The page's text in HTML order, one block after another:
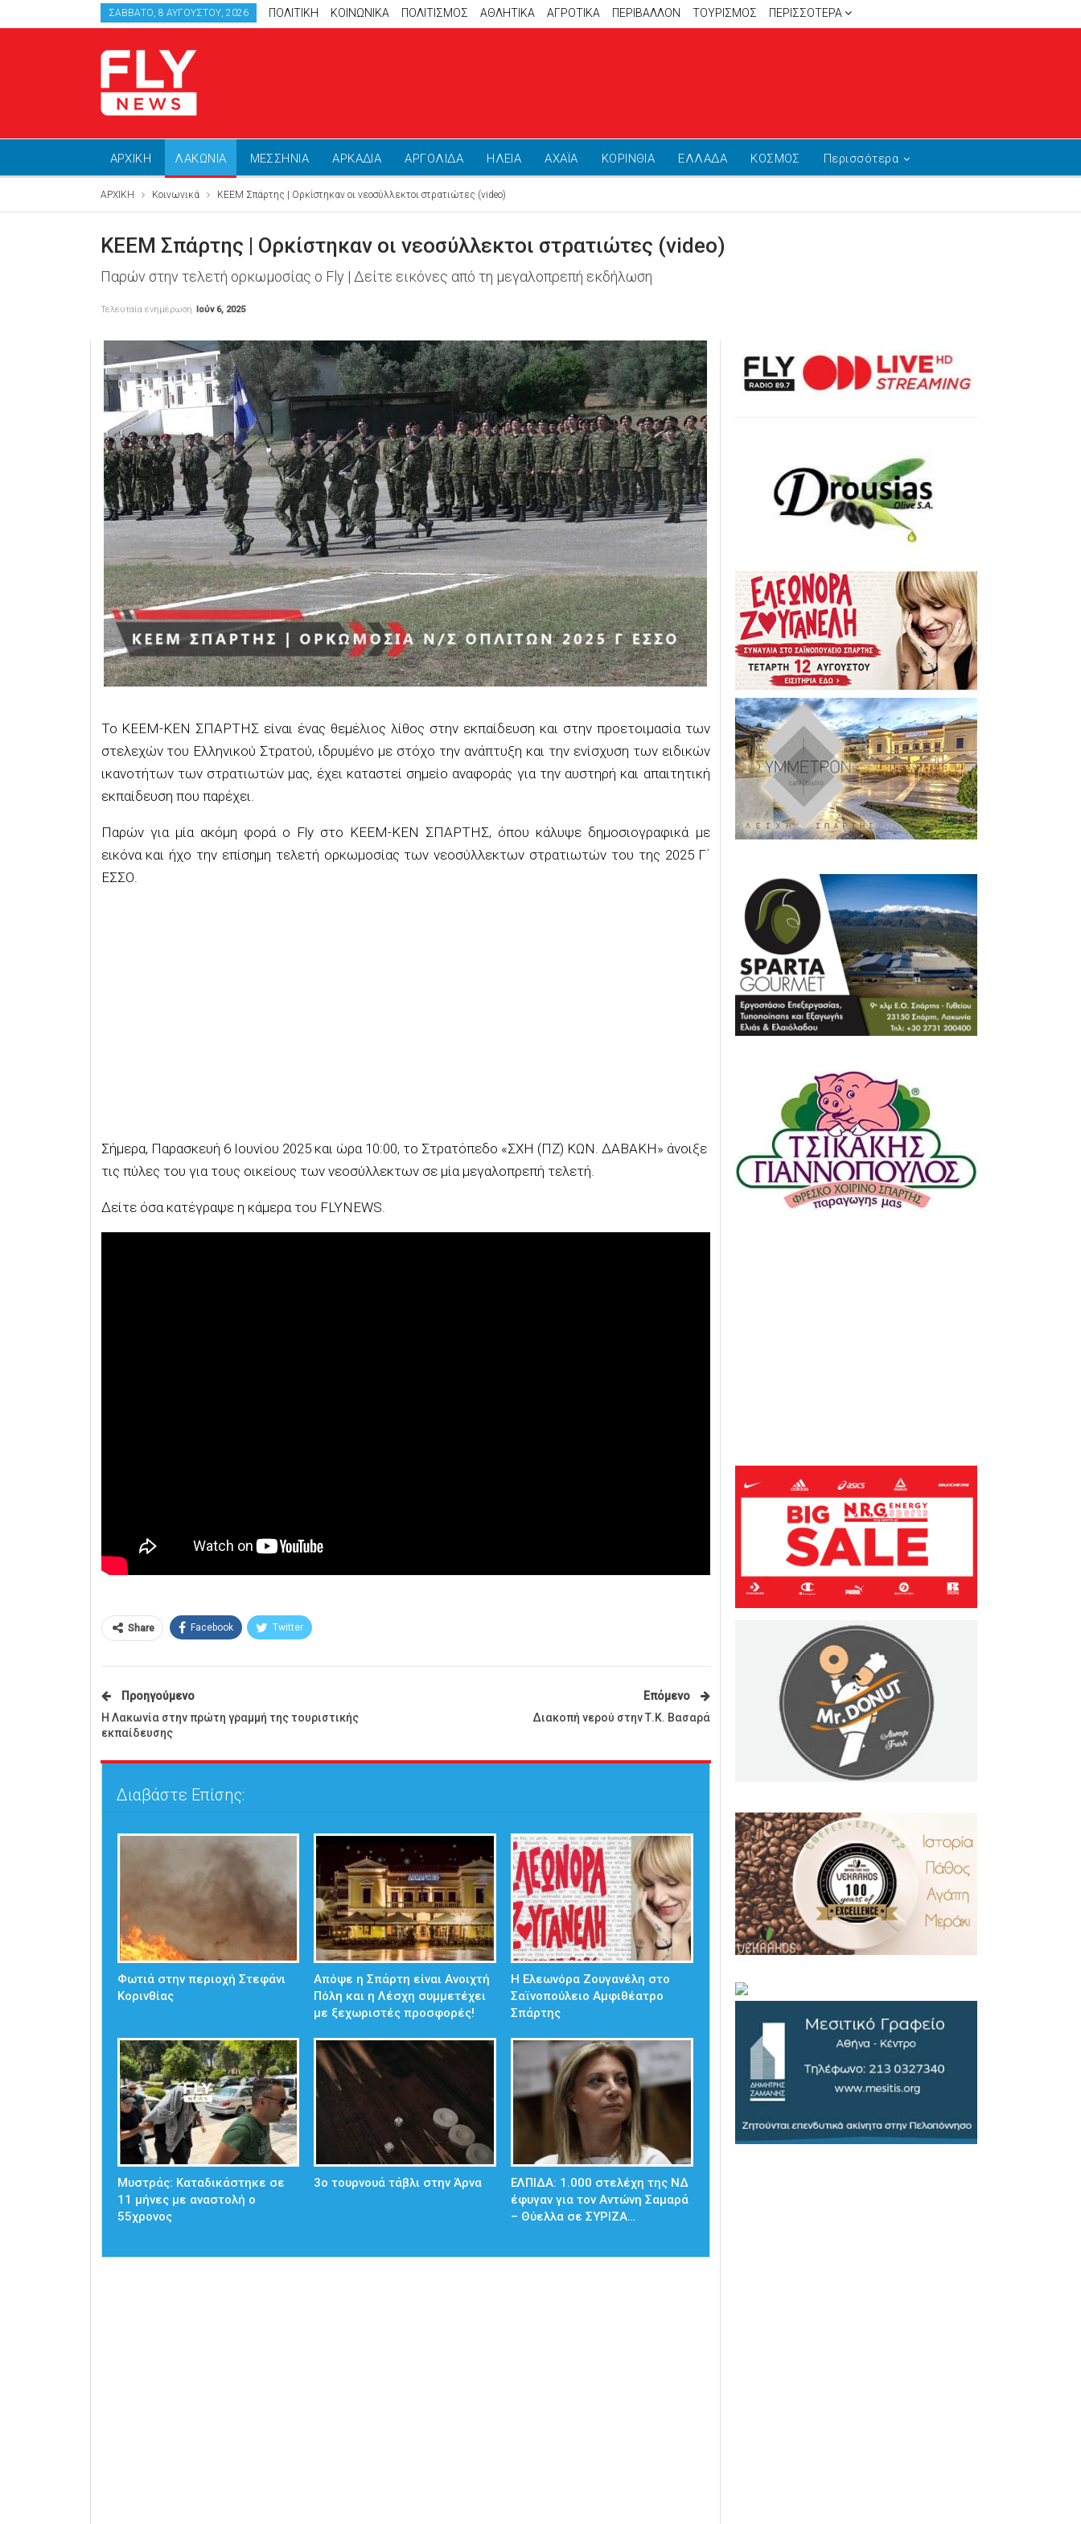
ΣΆΒΒΑΤΟ, 8 ΑΥΓΟΎΣΤΟΥ, 2026 ΠΟΛΙΤΙΚΗ ΚΟΙΝΩΝΙΚΑ ΠΟΛΙΤΙΣΜΟΣ ΑΘΛΗΤΙΚΆ ΑΓΡΟΤΙΚΑ ΠΕΡΙΒΑΛΛΟΝ ΤΟΥΡΙΣΜΟΣ ΠΕΡΙΣΣΌΤΕΡΑ
ΑΡΧΙΚΗ ΛΑΚΩΝΙΑ ΜΕΣΣΗΝΙΑ ΑΡΚΑΔΙΑ ΑΡΓΟΛΙΔΑ ΗΛΕΙΑ ΑΧΑΪΑ ΚΟΡΙΝΘΙΑ ΕΛΛΑΔΑ ΚΟΣΜΟΣ Περισσότερα
ΑΡΧΙΚΗ Κοινωνικά ΚΕΕΜ Σπάρτης | Ορκίστηκαν οι νεοσύλλεκτοι στρατιώτες (video)
ΚΕΕΜ Σπάρτης | Ορκίστηκαν οι νεοσύλλεκτοι στρατιώτες (video)
Παρών στην τελετή ορκωμοσίας ο Fly | Δείτε εικόνες από τη μεγαλοπρεπή εκδήλωση
Τελευταία ενημέρωση Ιούν 6, 2025
Το ΚΕΕΜ-ΚΕΝ ΣΠΑΡΤΗΣ είναι ένας θεμέλιος λίθος στην εκπαίδευση και στην προετοιμασία των
στελεχών του Ελληνικού Στρατού, ιδρυμένο με στόχο την ανάπτυξη και την ενίσχυση των ειδικών
ικανοτήτων των στρατιωτών μας, έχει καταστεί σημείο αναφοράς για την αυστηρή και απαιτητική
εκπαίδευση που παρέχει.
Παρών για μία ακόμη φορά ο Fly στο ΚΕΕΜ-ΚΕΝ ΣΠΑΡΤΗΣ, όπου κάλυψε δημοσιογραφικά με
εικόνα και ήχο την επίσημη τελετή ορκωμοσίας των νεοσύλλεκτων στρατιωτών του της 2025 Γ΄
ΕΣΣΟ.
Σήμερα, Παρασκευή 6 Ιουνίου 2025 και ώρα 10:00, το Στρατόπεδο «ΣΧΗ (ΠΖ) ΚΩΝ. ΔΑΒΑΚΗ» άνοιξε
τις πύλες του για τους οικείους των νεοσύλλεκτων σε μία μεγαλοπρεπή τελετή.
Δείτε όσα κατέγραψε η κάμερα του FLYNEWS.
Share Facebook Twitter
Προηγούμενο
Η Λακωνία στην πρώτη γραμμή της τουριστικής
εκπαίδευσης
Επόμενο
Διακοπή νερού στην Τ.Κ. Βασαρά
Διαβάστε Επίσης:
Φωτιά στην περιοχή Στεφάνι
Κορινθίας
Απόψε η Σπάρτη είναι Ανοιχτή
Πόλη και η Λέσχη συμμετέχει
με ξεχωριστές προσφορές!
Η Ελεωνόρα Ζουγανέλη στο
Σαϊνοπούλειο Αμφιθέατρο
Σπάρτης
Μυστράς: Καταδικάστηκε σε
11 μήνες με αναστολή ο
55χρονος
3ο τουρνουά τάβλι στην Άρνα
ΕΛΠΙΔΑ: 1.000 στελέχη της ΝΔ
έφυγαν για τον Αντώνη Σαμαρά
– Θύελλα σε ΣΥΡΙΖΑ…